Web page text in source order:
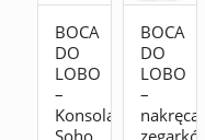
BOCA
DO
LOBO
–
Konsola
Soho
BOCA
DO
LOBO
–
nakręcacz
zegarków